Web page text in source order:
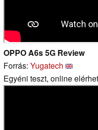
OPPO A6s 5G Review
Forrás: Yugatech
Egyéni teszt, online